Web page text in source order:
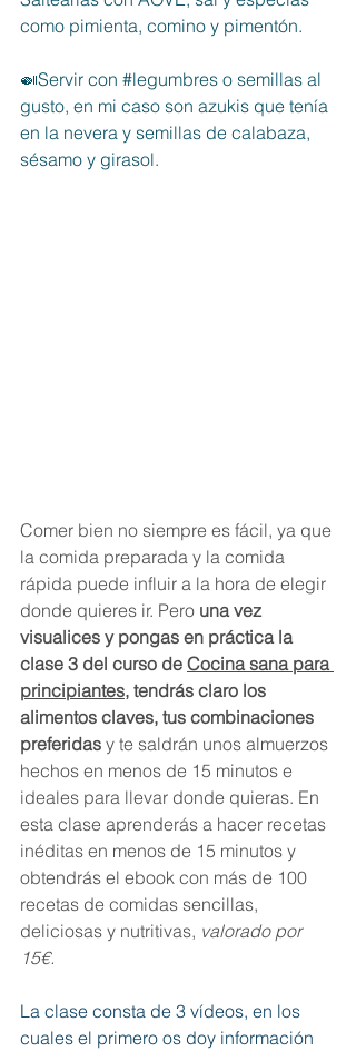
como pimienta, comino y pimentón.
🍛Servir con #legumbres o semillas al
gusto, en mi caso son azukis que tenía
en la nevera y semillas de calabaza,
sésamo y girasol.
Comer bien no siempre es fácil, ya que
la comida preparada y la comida
rápida puede influir a la hora de elegir
donde quieres ir. Pero una vez
visualices y pongas en práctica la
clase 3 del curso de Cocina sana para
principiantes, tendrás claro los
alimentos claves, tus combinaciones
preferidas y te saldrán unos almuerzos
hechos en menos de 15 minutos e
ideales para llevar donde quieras. En
esta clase aprenderás a hacer recetas
inéditas en menos de 15 minutos y
obtendrás el ebook con más de 100
recetas de comidas sencillas,
deliciosas y nutritivas, valorado por
15€.
La clase consta de 3 vídeos, en los
cuales el primero os doy información